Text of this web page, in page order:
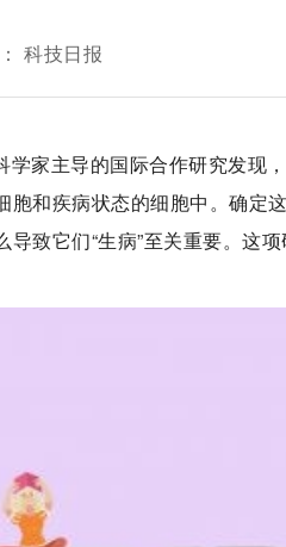
科技日报
学家主导的国际合作研究发现
和疾病状态的细胞中。确定
致它们“生病”至关重要。这